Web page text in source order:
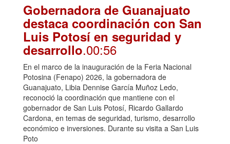
Gobernadora de Guanajuato
destaca coordinación con San
Luis Potosí en seguridad y
desarrollo.00:56
En el marco de la inauguración de la Feria Nacional
Potosina (Fenapo) 2026, la gobernadora de
Guanajuato, Libia Dennise García Muñoz Ledo,
reconoció la coordinación que mantiene con el
gobernador de San Luis Potosí, Ricardo Gallardo
Cardona, en temas de seguridad, turismo, desarrollo
económico e inversiones. Durante su visita a San Luis
Poto